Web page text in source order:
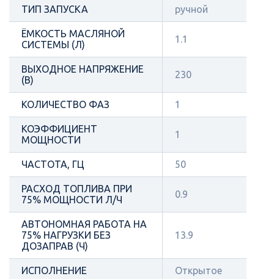
ТИП ЗАПУСКА ручной
ЁМКОСТЬ МАСЛЯНОЙ
СИСТЕМЫ (Л)
1.1
ВЫХОДНОЕ НАПРЯЖЕНИЕ
(В)
230
КОЛИЧЕСТВО ФАЗ 1
КОЭФФИЦИЕНТ
МОЩНОСТИ
1
ЧАСТОТА, ГЦ 50
РАСХОД ТОПЛИВА ПРИ
75% МОЩНОСТИ Л/Ч
0.9
АВТОНОМНАЯ РАБОТА НА
75% НАГРУЗКИ БЕЗ
ДОЗАПРАВ (Ч)
13.9
ИСПОЛНЕНИЕ Открытое